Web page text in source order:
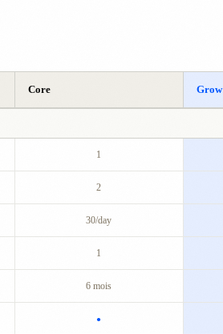
Core Grow
1
2
30/day
1
6 mois
●